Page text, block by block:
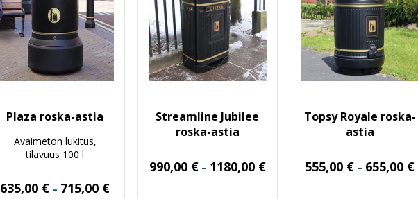
Plaza roska-astia
Avaimeton lukitus,
tilavuus 100 l
635,00 € – 715,00 €Hintaluokka:
Streamline Jubilee
roska-astia
990,00 € – 1180,00 €Hintaluokka:
990,00 €
Topsy Royale roska-
astia
555,00 € – 655,00 €